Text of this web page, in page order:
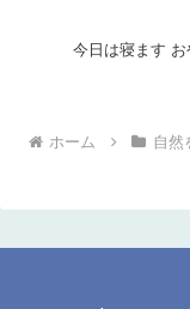
今日は寝ます
ホーム 自然